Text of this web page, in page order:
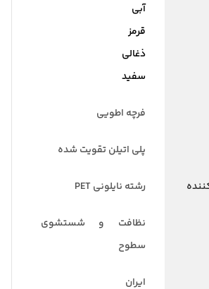
آبی
قرمز
ذغالی
سفید
فرچه اطویی
پلی اتیلن تقویت شده
رشته نایلونی PET
نظافت و شستشوی
سطوح
ایران